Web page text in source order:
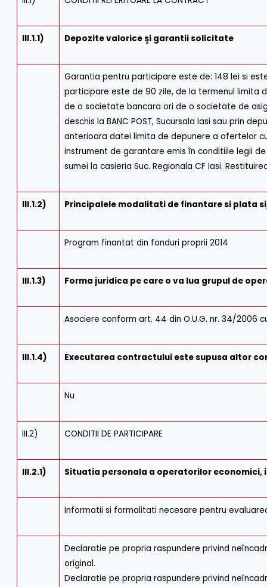
III.1.1) Depozite valorice şi garantii solicitate
Garantia pentru participare este de: 148 lei si
participare este de 90 zile, de la termenul limita
de o societate bancara ori de o societate de
deschis la BANC POST, Sucursala Iasi sau prin
anterioara datei limita de depunere a ofertelor
instrument de garantare emis în conditiile legii
sumei la casieria Suc. Regionala CF Iasi.
III.1.2) Principalele modalitati de finantare si plata
Program finantat din fonduri proprii 2014
III.1.3) Forma juridica pe care o va lua grupul de
Asociere conform art. 44 din O.U.G. nr. 34/2006
III.1.4) Executarea contractului este supusa altor
Nu
III.2) CONDITII DE PARTICIPARE
III.2.1) Situatia personala a operatorilor economici,
Informatii si formalitati necesare pentru
Declaratie pe propria raspundere privind
original.
Declaratie pe propria raspundere privind